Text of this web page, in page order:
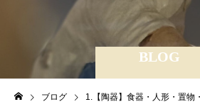
BLOG
ブログ 1.【陶器】食器・人形・置物